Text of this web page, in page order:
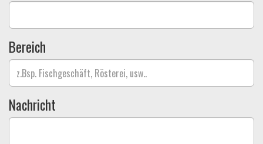
Bereich
Nachricht